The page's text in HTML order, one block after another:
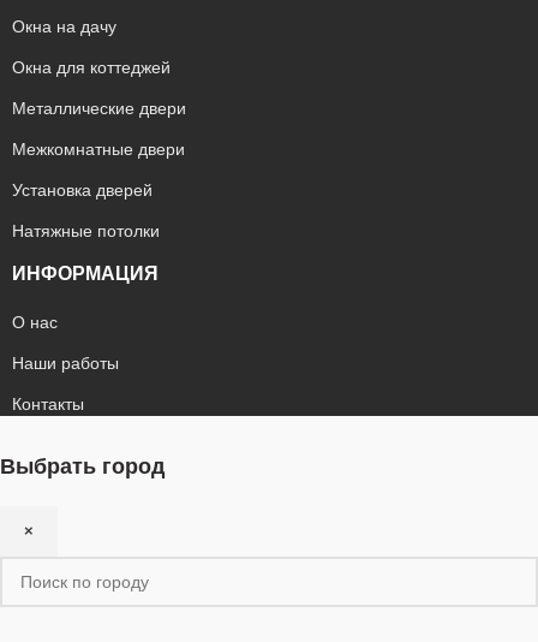
Окна на дачу
Окна для коттеджей
Металлические двери
Межкомнатные двери
Установка дверей
Натяжные потолки
ИНФОРМАЦИЯ
О нас
Наши работы
Контакты
Выбрать город
×